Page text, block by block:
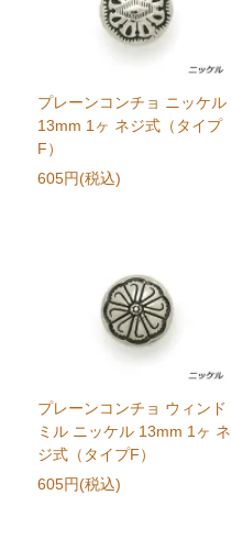
プレーンコンチョ ニッケル
13mm 1ヶ ネジ式（タイプ
F）
605円(税込)
プレーンコンチョ ウィンド
ミル ニッケル 13mm 1ヶ ネ
ジ式（タイプF）
605円(税込)